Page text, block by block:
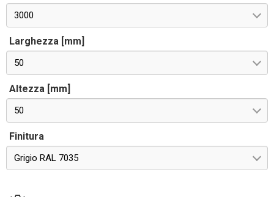
3000
Larghezza [mm]
50
Altezza [mm]
50
Finitura
Grigio RAL 7035